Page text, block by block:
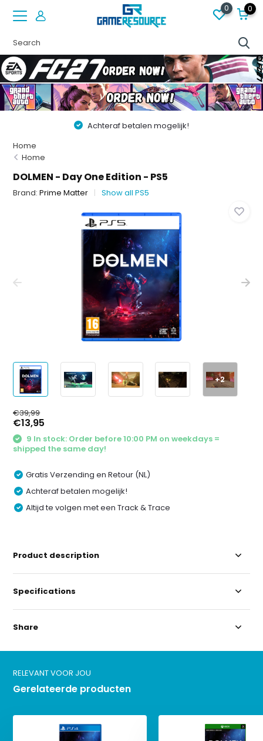
0 0
Vóór 22:00 besteld op werkdagen, volgende dag in huis!
Home
Home
DOLMEN - Day One Edition - PS5
Brand:Prime Matter Show all PS5
+2
€39,99
€13,95
9 In stock: Order before 10:00 PM on weekdays =
shipped the same day!
Gratis Verzending en Retour (NL)
Achteraf betalen mogelijk!
Altijd te volgen met een Track & Trace
Product description
Specifications
Share
RELEVANT VOOR JOU
Gerelateerde producten